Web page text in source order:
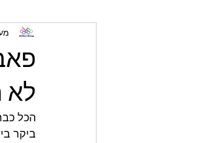
סיפורים אישיים
לא
הכל
ביקר